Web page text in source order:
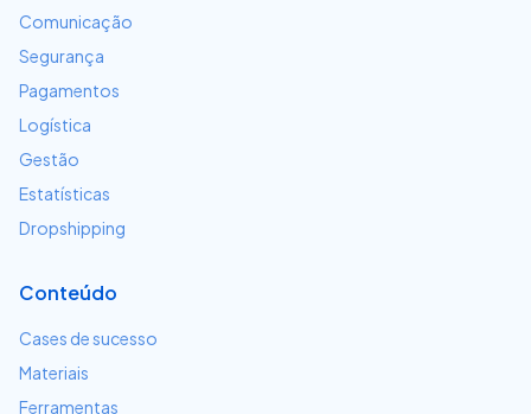
Comunicação
Segurança
Pagamentos
Logística
Gestão
Estatísticas
Dropshipping
Conteúdo
Cases de sucesso
Materiais
Ferramentas